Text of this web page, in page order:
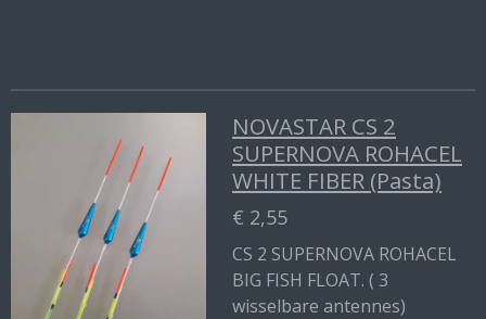
NOVASTAR CS 2
SUPERNOVA ROHACEL
WHITE FIBER (Pasta)
€ 2,55
CS 2 SUPERNOVA ROHACEL
BIG FISH FLOAT. ( 3
wisselbare antennes)